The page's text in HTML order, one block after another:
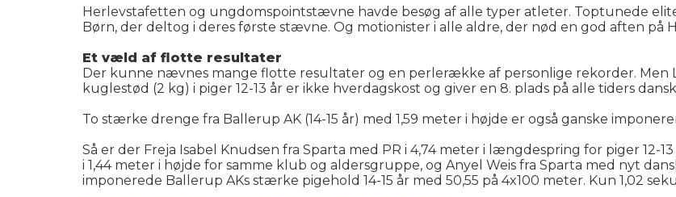
Herlevstafetten og ungdomspointstævne havde besøg af alle typer atleter. Toptunede
Børn, der deltog i deres første stævne. Og motionister i alle aldre, der nød en god aften på
Et væld af flotte resultater
Der kunne nævnes mange flotte resultater og en perlerække af personlige rekorder. Men
kuglestød (2 kg) i piger 12-13 år er ikke hverdagskost og giver en 8. plads på alle tiders
To stærke drenge fra Ballerup AK (14-15 år) med 1,59 meter i højde er også ganske
Så er der Freja Isabel Knudsen fra Sparta med PR i 4,74 meter i længdespring for piger 12-
i 1,44 meter i højde for samme klub og aldersgruppe, og Anyel Weis fra Sparta med nyt
imponerede Ballerup AKs stærke pigehold 14-15 år med 50,55 på 4x100 meter. Kun 1,02